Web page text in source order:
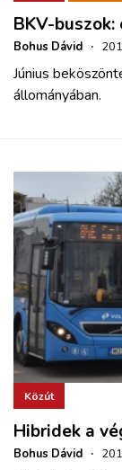
BKV-
Bohus Dávid ·
Június
állományában.
Közút
Hibridek a
Bohus Dávid ·